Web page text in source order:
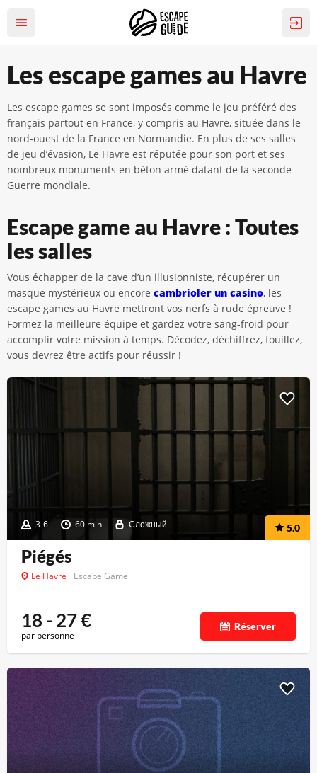
Les escape games au Havre
Les escape games se sont imposés comme le jeu préféré des
français partout en France, y compris au Havre, située dans le
nord-ouest de la France en Normandie. En plus de ses salles
de jeu d’évasion, Le Havre est réputée pour son port et ses
nombreux monuments en béton armé datant de la seconde
Guerre mondiale.
Escape game au Havre : Toutes
les salles
Vous échapper de la cave d’un illusionniste, récupérer un
masque mystérieux ou encore cambrioler un casino, les
escape games au Havre mettront vos nerfs à rude épreuve !
Formez la meilleure équipe et gardez votre sang-froid pour
accomplir votre mission à temps. Décodez, déchiffrez, fouillez,
vous devrez être actifs pour réussir !
3-6 60 min Сложный 5.0
Piégés
Le Havre Escape Game
18 - 27€
par personne
Réserver